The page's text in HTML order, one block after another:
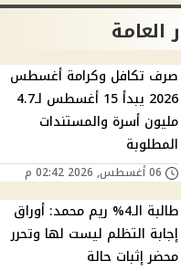
العامة
صرف تكافل وكرامة أغسطس
2026 يبدأ 15 أغسطس لـ4.7
مليون أسرة والمستندات
المطلوبة
06 أغسطس, 2026 02:42 م
طالبة الـ4% ريم محمد: أوراق
إجابة التظلم ليست لها وتحرر
محضر إثبات حالة